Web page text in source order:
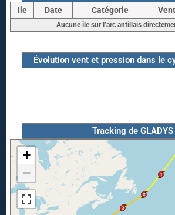
Ile Date Catégorie Vent
Aucune île sur l’arc antillais
Évolution vent et pression dans le
Tracking de GLADYS
+
−